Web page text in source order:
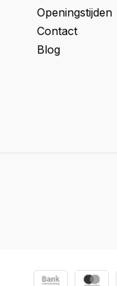
Openingstijden
Contact
Blog